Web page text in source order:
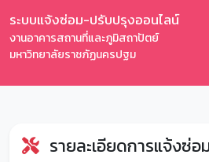
ระบบแจ้งซ่อม-ปรับปรุงออนไลน์
งานอาคารสถานที่และภูมิสถาปัตย์
มหาวิทยาลัยราชภัฏนครปฐม
รายละเอียดการแจ้งซ่อ